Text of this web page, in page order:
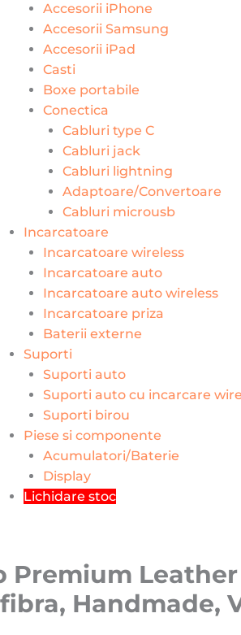
Accesorii iPhone
Accesorii Samsung
Accesorii iPad
Casti
Boxe portabile
Conectica
Cabluri type C
Cabluri jack
Cabluri lightning
Adaptoare/Convertoare
Cabluri microusb
Incarcatoare
Incarcatoare wireless
Incarcatoare auto
Incarcatoare auto wireless
Incarcatoare priza
Baterii externe
Suporti
Suporti auto
Suporti auto cu incarcare
Suporti birou
Piese si componente
Acumulatori/Baterie
Display
Lichidare stoc
Premium
Handmade,